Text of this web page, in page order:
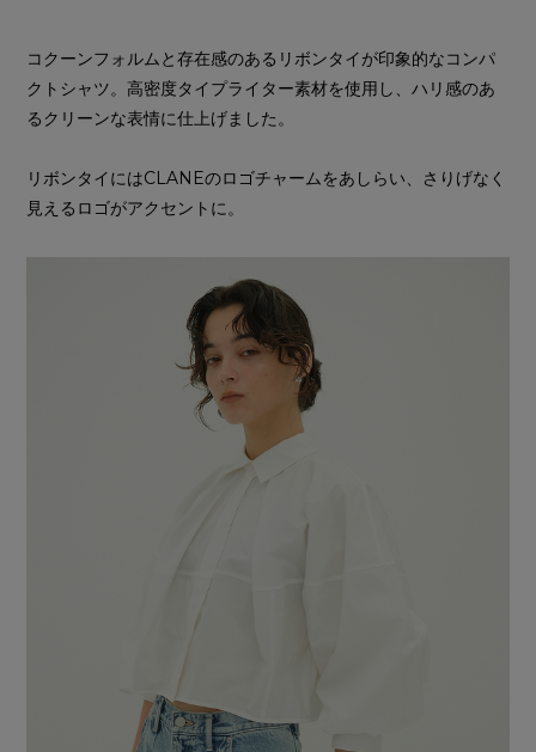
コクーンフォルムと存在感のあるリボンタイが印象的なコンパ
クトシャツ。高密度タイプライター素材を使用し、ハリ感のあ
るクリーンな表情に仕上げました。
リボンタイにはCLANEのロゴチャームをあしらい、さりげなく
見えるロゴがアクセントに。